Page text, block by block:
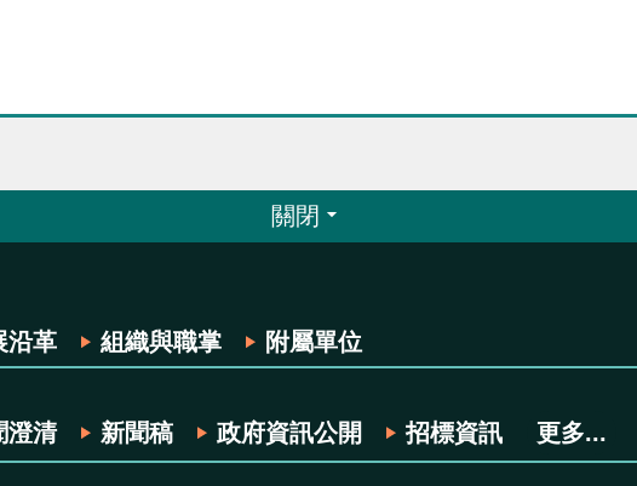
關閉
沿革 組織與職掌 附屬單位
澄清 新聞稿 政府資訊公開 招標資訊 更多...